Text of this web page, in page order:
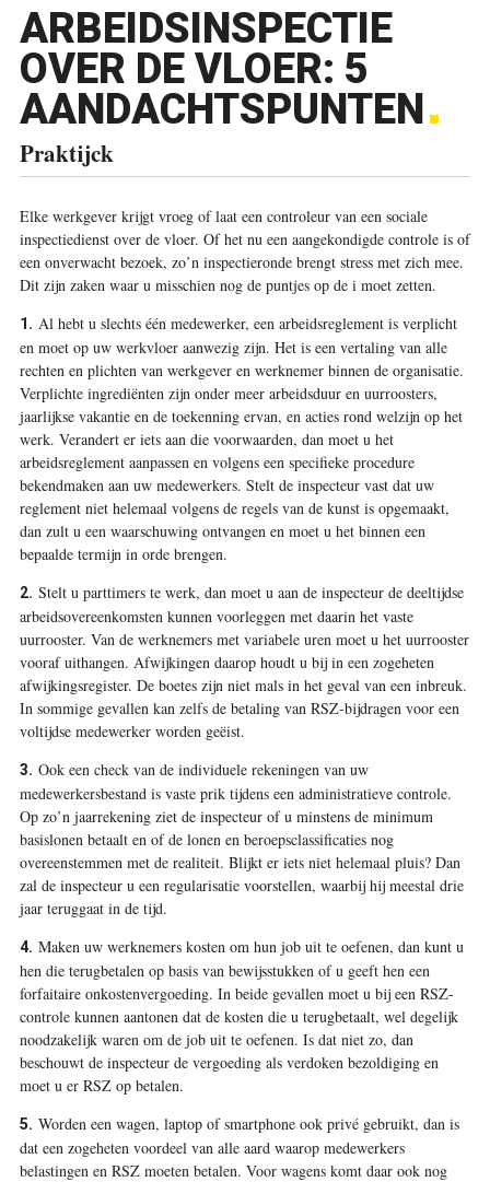
ARBEIDSINSPECTIE
OVER DE VLOER: 5
AANDACHTSPUNTEN
Praktijck
Elke werkgever krijgt vroeg of laat een controleur van een sociale
inspectiedienst over de vloer. Of het nu een aangekondigde controle is of
een onverwacht bezoek, zo’n inspectieronde brengt stress met zich mee.
Dit zijn zaken waar u misschien nog de puntjes op de i moet zetten.
1. Al hebt u slechts één medewerker, een arbeidsreglement is verplicht
en moet op uw werkvloer aanwezig zijn. Het is een vertaling van alle
rechten en plichten van werkgever en werknemer binnen de organisatie.
Verplichte ingrediënten zijn onder meer arbeidsduur en uurroosters,
jaarlijkse vakantie en de toekenning ervan, en acties rond welzijn op het
werk. Verandert er iets aan die voorwaarden, dan moet u het
arbeidsreglement aanpassen en volgens een specifieke procedure
bekendmaken aan uw medewerkers. Stelt de inspecteur vast dat uw
reglement niet helemaal volgens de regels van de kunst is opgemaakt,
dan zult u een waarschuwing ontvangen en moet u het binnen een
bepaalde termijn in orde brengen.
2. Stelt u parttimers te werk, dan moet u aan de inspecteur de deeltijdse
arbeidsovereenkomsten kunnen voorleggen met daarin het vaste
uurrooster. Van de werknemers met variabele uren moet u het uurrooster
vooraf uithangen. Afwijkingen daarop houdt u bij in een zogeheten
afwijkings­register. De ­boetes zijn niet mals in het geval van een inbreuk.
In sommige gevallen kan zelfs de betaling van RSZ-bijdragen voor een
voltijdse medewerker worden geëist.
3. Ook een check van de individuele rekeningen van uw
medewerkersbestand is vaste prik tijdens een administratieve controle.
Op zo’n jaar­rekening ziet de inspecteur of u minstens de minimum
basislonen betaalt en of de lonen en beroepsclassificaties nog
overeenstemmen met de realiteit. Blijkt er iets niet helemaal pluis? Dan
zal de inspecteur u een regularisatie voorstellen, waarbij hij meestal drie
jaar teruggaat in de tijd.
4. Maken uw werknemers kosten om hun job uit te oefenen, dan kunt u
hen die terugbetalen op basis van bewijsstukken of u geeft hen een
forfaitaire onkostenvergoeding. In beide gevallen moet u bij een RSZ-
controle kunnen aantonen dat de kosten die u terugbetaalt, wel degelijk
noodzakelijk waren om de job uit te oefenen. Is dat niet zo, dan
beschouwt de inspecteur de vergoeding als verdoken bezoldiging en
moet u er RSZ op betalen.
5. Worden een wagen, ­laptop of smartphone ook privé gebruikt, dan is
dat een zogeheten voordeel van alle aard waarop medewerkers
belastingen en RSZ moeten betalen. Voor wagens komt daar ook nog